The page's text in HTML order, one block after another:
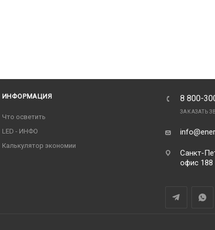
ИНФОРМАЦИЯ
Что осветить
LED - ИНФО
Калькулятор экономии
8 800-
ЗАКАЗАТЬ
Санкт-
офис 188